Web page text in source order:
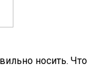
носить. Что